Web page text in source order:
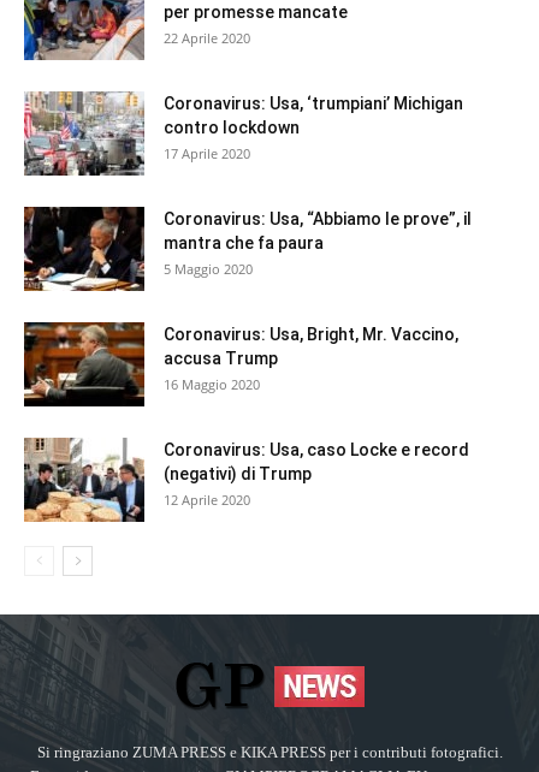
per promesse mancate
22 Aprile 2020
Coronavirus: Usa, ‘trumpiani’ Michigan
contro lockdown
17 Aprile 2020
Coronavirus: Usa, “Abbiamo le prove”, il
mantra che fa paura
5 Maggio 2020
Coronavirus: Usa, Bright, Mr. Vaccino,
accusa Trump
16 Maggio 2020
Coronavirus: Usa, caso Locke e record
(negativi) di Trump
12 Aprile 2020
Si ringraziano ZUMA PRESS e KIKA PRESS per i contributi fotografici.